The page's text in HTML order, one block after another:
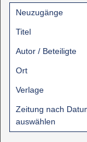
Neuzugänge
Titel
Autor / Beteiligte
Ort
Verlage
Zeitung nach
auswählen